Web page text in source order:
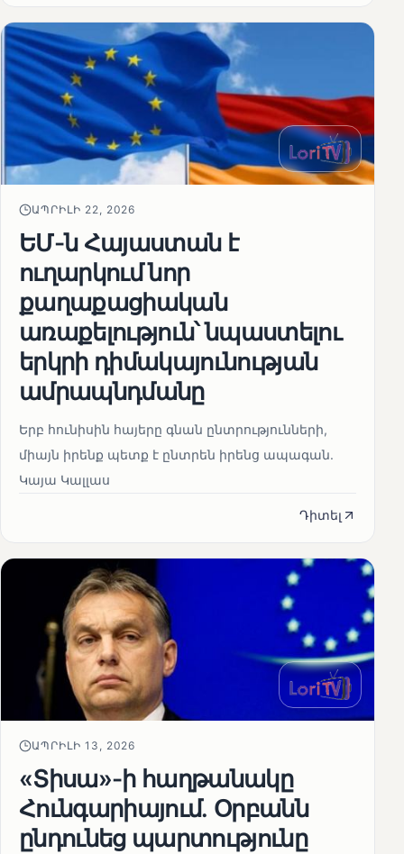
ԱՊՐԻԼԻ 22, 2026
ԵՄ-ն Հայաստան է
ուղարկում նոր
քաղաքացիական
առաքելություն՝ նպաստելու
երկրի դիմակայունության
ամրապնդմանը
Երբ հունիսին հայերը գնան ընտրությունների,
միայն իրենք պետք է ընտրեն իրենց ապագան.
Կայա Կալլաս
Դիտել
ԱՊՐԻԼԻ 13, 2026
«Տիսա»-ի հաղթանակը
Հունգարիայում․ Օրբանն
ընդունեց պարտությունը